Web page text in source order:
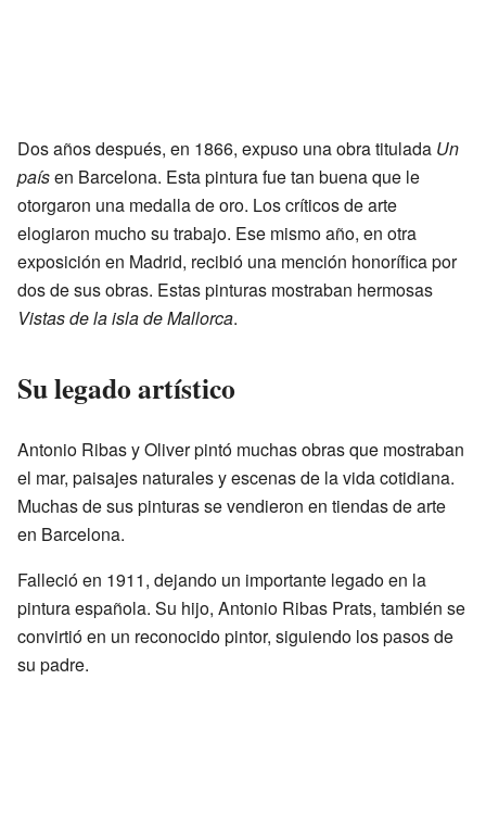
Dos años después, en 1866, expuso una obra titulada Un
paísen Barcelona. Esta pintura fue tan buena que le
otorgaron una medalla de oro. Los críticos de arte
elogiaron mucho su trabajo. Ese mismo año, en otra
exposición en Madrid, recibió una mención honorífica por
dos de sus obras. Estas pinturas mostraban hermosas
Vistas de la isla de Mallorca.
Su legado artístico
Antonio Ribas y Oliver pintó muchas obras que mostraban
el mar, paisajes naturales y escenas de la vida cotidiana.
Muchas de sus pinturas se vendieron en tiendas de arte
en Barcelona.
Falleció en 1911, dejando un importante legado en la
pintura española. Su hijo, Antonio Ribas Prats, también se
convirtió en un reconocido pintor, siguiendo los pasos de
su padre.